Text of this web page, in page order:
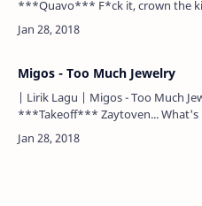
***Quavo*** F*ck it, crown the
know know what I mean? F*ck it,
Been truff…
Migos - Too Much Jewelry
| Lirik Lagu | Migos - Too Much
***Takeoff*** Zaytoven... What's
Zay... Silence since the first day...
the…